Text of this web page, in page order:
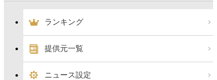
ランキング
提供元一覧
ニュース設定